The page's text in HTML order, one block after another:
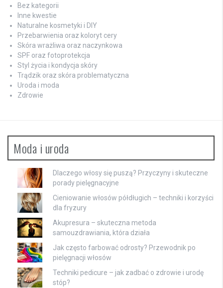
Bez kategorii
Inne kwestie
Naturalne kosmetyki i DIY
Przebarwienia oraz koloryt cery
Skóra wrażliwa oraz naczynkowa
SPF oraz fotoprotekcja
Styl życia i kondycja skóry
Trądzik oraz skóra problematyczna
Uroda i moda
Zdrowie
Moda i uroda
Dlaczego włosy się puszą? Przyczyny i skuteczne
porady pielęgnacyjne
Cieniowanie włosów półdługich – techniki i korzyści
dla fryzury
Akupresura – skuteczna metoda
samouzdrawiania, która działa
Jak często farbować odrosty? Przewodnik po
pielęgnacji włosów
Techniki pedicure – jak zadbać o zdrowie i urodę
stóp?